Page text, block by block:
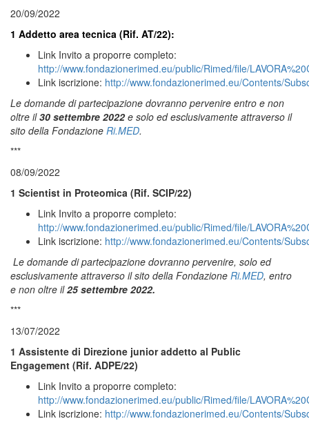
20/09/2022
1 Addetto area tecnica (Rif. AT/22):
Link Invito a proporre completo:
http://www.fondazionerimed.eu/public/Rimed/file/
Link iscrizione: http://www.fondazionerimed.eu/Contents/
Le domande di partecipazione dovranno pervenire entro e non
oltre il30 settembre 2022e solo ed esclusivamente attraverso il
sito della Fondazione Ri.MED.
***
08/09/2022
1 Scientist in Proteomica (Rif. SCIP/22)
Link Invito a proporre completo:
http://www.fondazionerimed.eu/public/Rimed/file/
Link iscrizione: http://www.fondazionerimed.eu/Contents/
Le domande di partecipazione dovranno pervenire, solo ed
esclusivamente attraverso il sito della Fondazione Ri.MED, entro
e non oltre il25 settembre 2022.
***
13/07/2022
1 Assistente di Direzione junior addetto al Public
Engagement (Rif. ADPE/22)
Link Invito a proporre completo:
http://www.fondazionerimed.eu/public/Rimed/file/
Link iscrizione: http://www.fondazionerimed.eu/Contents/